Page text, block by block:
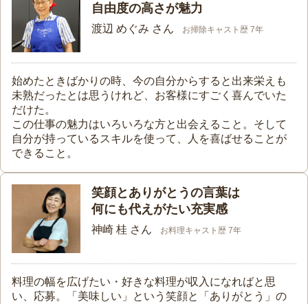
自由度の高さが魅力
渡辺 めぐみ さん お掃除キャスト歴 7年
始めたときばかりの時、今の自分からすると出来栄えも
未熟だったとは思うけれど、お客様にすごく喜んでいた
だけた。
この仕事の魅力はいろいろな方と出会えること。そして
自分が持っているスキルを使って、人を喜ばせることが
できること。
笑顔とありがとうの言葉は
何にも代えがたい充実感
神崎 桂 さん お料理キャスト歴 7年
料理の幅を広げたい・好きな料理が収入になればと思
い、応募。「美味しい」という笑顔と「ありがとう」の